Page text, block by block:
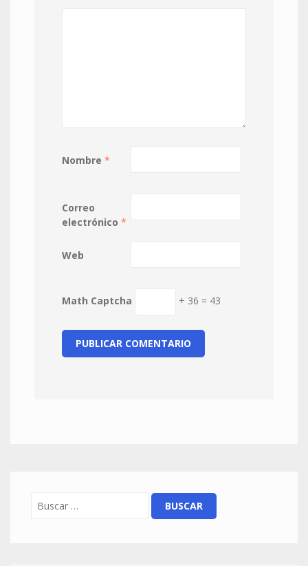
Nombre *
Correo
electrónico *
Web
Math Captcha + 36 = 43